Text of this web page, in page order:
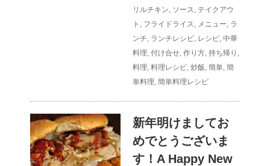
リルチキン, ソース, テイクアウ
ト , フライドライス, メニュー, ラ
ンチ, ランチレシピ, レシピ, 中華
料理, 付け合せ, 作り方, 持ち帰り ,
料理, 料理レシピ, 炒飯, 簡単, 簡
単料理, 簡単料理レシピ
新年明けましてお
めでとうございま
す！A Happy New